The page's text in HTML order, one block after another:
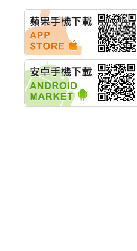
華旭先進:代重要子公司
碩通散熱股份有限公司
公告董事會通過發言人
及代理發
華旭先進:代重要子公司
碩通散熱股份有限公司
公告董事會決議發行員
工認股權
華旭先進:代重要子公司